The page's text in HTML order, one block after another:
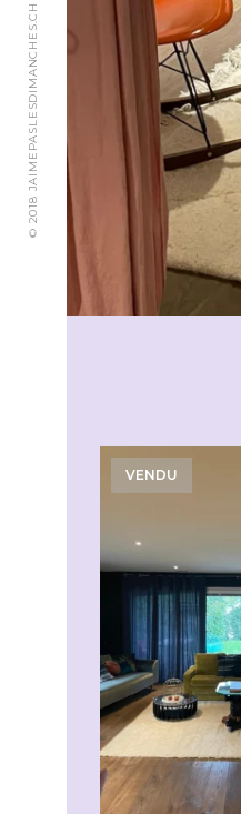
© 2018 JAIMEPASLESDIMANCHES.CH
VENDU